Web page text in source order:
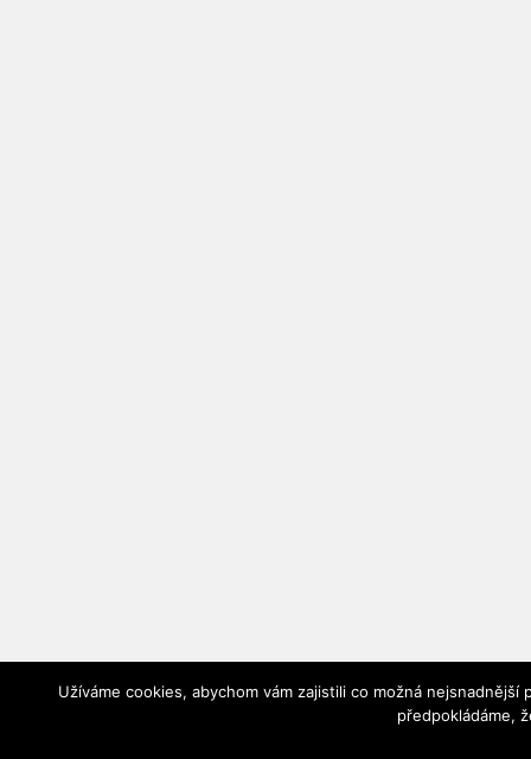
Užíváme cookies, abychom vám zajistili co možná
předpokládáme,